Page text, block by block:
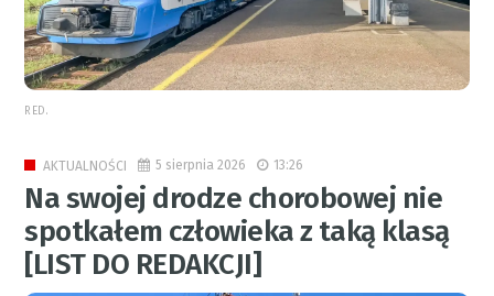
RED.
AKTUALNOŚCI 5 sierpnia 2026 13:26
Na swojej drodze chorobowej nie
spotkałem człowieka z taką klasą
[LIST DO REDAKCJI]